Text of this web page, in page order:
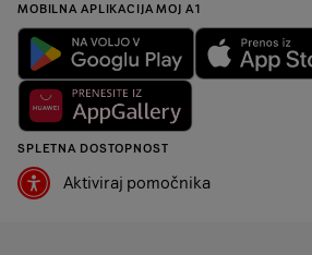
MOBILNA APLIKACIJA MOJ A1
SPLETNA DOSTOPNOST
Aktiviraj pomočnika